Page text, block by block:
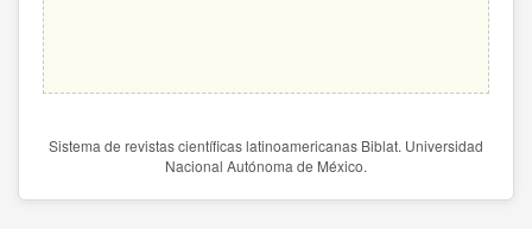
Sistema de revistas científicas latinoamericanas Biblat. Universidad
Nacional Autónoma de México.